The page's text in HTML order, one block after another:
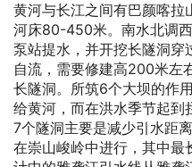
黄河与长江之间有巴颜喀拉
河床80-450米。南水北调
泵站提水，并开挖长隧洞穿
自流，需要修建高200米左
长隧洞。所筑6个大坝的作
给黄河，而在洪水季节起到
7个隧洞主要是减少引水距
在崇山峻岭中进行，其中